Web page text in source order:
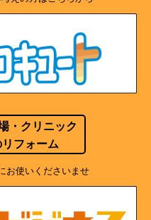
・クリニック
フォーム
お使いくださいませ